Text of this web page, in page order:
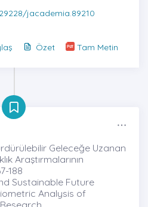
jacademia.89210
Özet Tam Metin
Geleceğe Uzanan
Araştırmalarının
188
Sustainable Future
Analysis of